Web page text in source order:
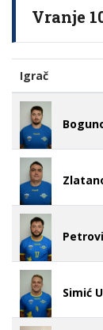
Vranje
Igrač
Simić